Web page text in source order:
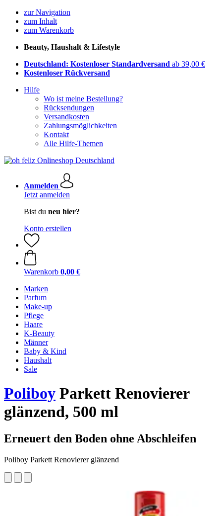
zur Navigation
zum Inhalt
zum Warenkorb
Beauty, Haushalt & Lifestyle
Deutschland: Kostenloser Standardversand ab 39,00 €
Kostenloser Rückversand
Hilfe
Wo ist meine Bestellung?
Rücksendungen
Versandkosten
Zahlungsmöglichkeiten
Kontakt
Alle Hilfe-Themen
Anmelden
Jetzt anmelden
Bist du neu hier?
Konto erstellen
Warenkorb 0,00 €
Marken
Parfum
Make-up
Pflege
Haare
K-Beauty
Männer
Baby & Kind
Haushalt
Sale
Poliboy Parkett Renovierer
glänzend, 500 ml
Erneuert den Boden ohne Abschleifen
Poliboy Parkett Renovierer glänzend